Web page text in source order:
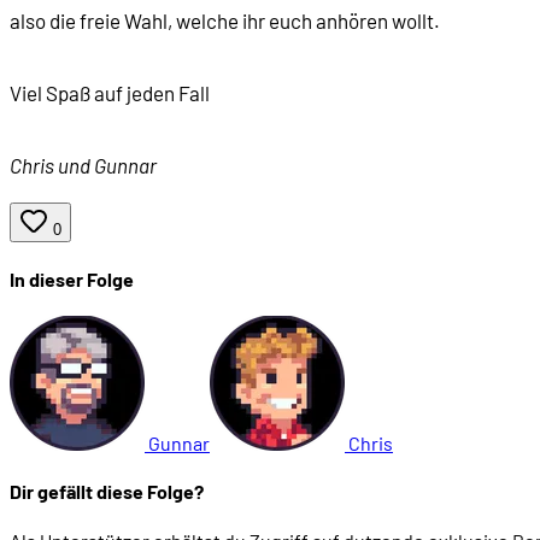
00:30:56
00:37:30 Interplay stellt ein Team zusammen
00:41:10 Troy Miles und die Grundlage der Neuromancer-
00:43:36 Was für ein Genre soll's werden?
also die freie Wahl, welche ihr euch anhören wollt.
Viel Spaß auf jeden Fall
Chris und Gunnar
0
In dieser Folge
Gunnar Chris
Dir gefällt diese Folge?